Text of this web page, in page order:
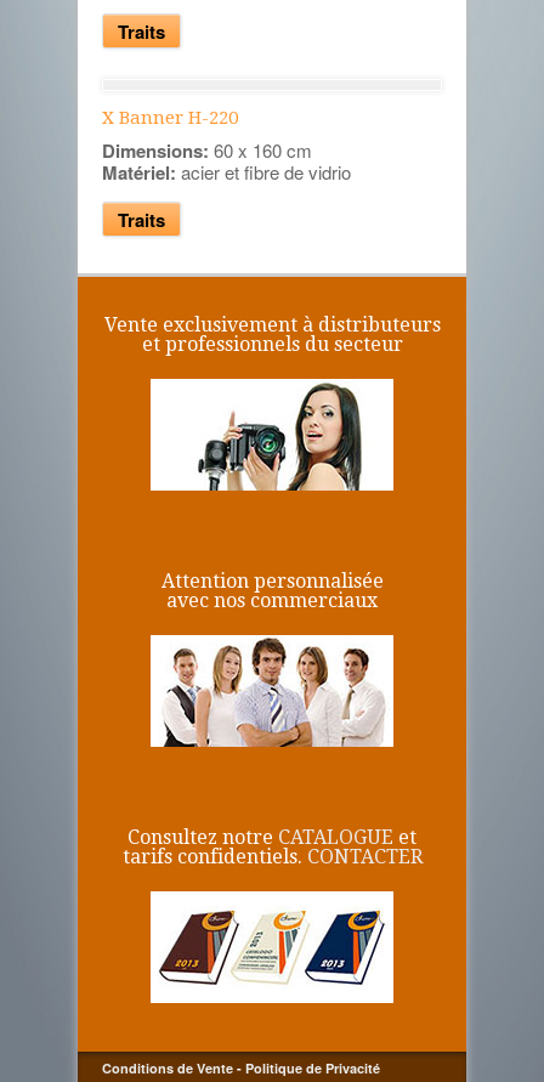
Traits
X Banner H-220
Dimensions: 60 x 160 cm
Matériel: acier et fibre de vidrio
Traits
Vente exclusivement à distributeurs
et professionnels du secteur
Attention personnalisée
avec nos commerciaux
Consultez notre CATALOGUE et
tarifs confidentiels. CONTACTER
Conditions de Vente - Politique de Privacité